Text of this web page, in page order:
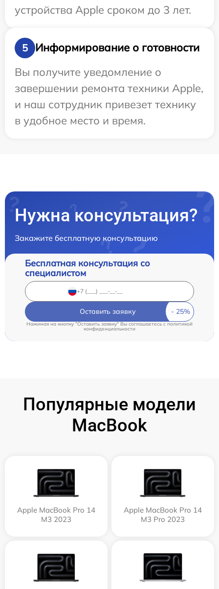
устройства Apple сроком до 3 лет.
5
Информирование о готовности
Вы получите уведомление о
завершении ремонта техники Apple,
и наш сотрудник привезет технику
в удобное место и время.
Нужна консультация?
Закажите бесплатную консультацию
Бесплатная консультация со
специалистом
Оставить заявку
Нажимая на кнопку "Оставить заявку" Вы соглашаетесь cполитикой
конфиденциальности
Популярные модели
MacBook
Apple MacBook Pro 14
M3 2023
Apple MacBook Pro 14
M3 Pro 2023